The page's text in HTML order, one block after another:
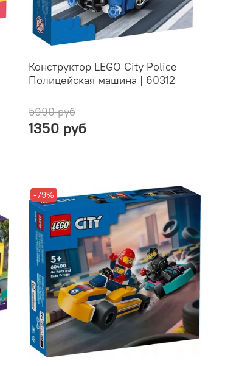
Конструктор LEGO City Police
Полицейская машина | 60312
5990 руб
1350 руб
-79%